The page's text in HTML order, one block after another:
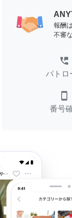
報酬
不審
perm_phone_msg
パトロ
smartphone
番号